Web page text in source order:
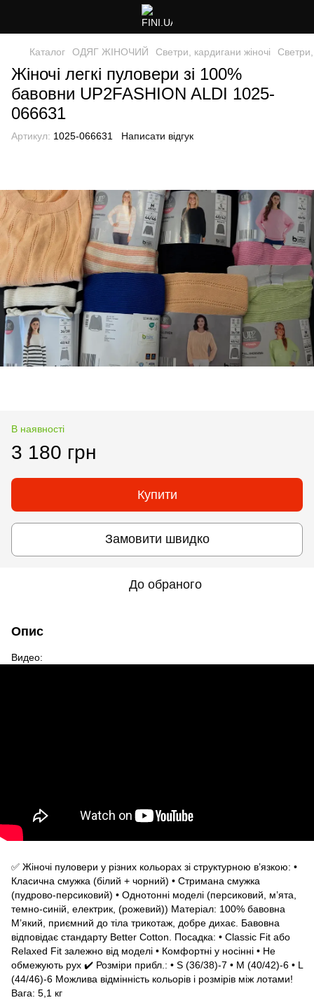
Каталог ОДЯГ ЖІНОЧИЙ Светри, кардигани жіночі
Жіночі легкі пуловери зі 100%
бавовни UP2FASHION ALDI 1025-
066631
Артикул: 1025-066631 Написати відгук
В наявності
3 180 грн
Купити
Замовити швидко
До обраного
Опис
Видео:
✅ Жіночі пуловери у різних кольорах зі структурною в’язкою: •
Класична смужка (білий + чорний) • Стримана смужка
(пудрово-персиковий) • Однотонні моделі (персиковий, м’ята,
темно-синій, електрик, (рожевий)) Матеріал: 100% бавовна
М’який, приємний до тіла трикотаж, добре дихає. Бавовна
відповідає стандарту Better Cotton. Посадка: • Classic Fit або
Relaxed Fit залежно від моделі • Комфортні у носінні • Не
обмежують рух ✔️ Розміри прибл.: • S (36/38)-7 • M (40/42)-6 • L
(44/46)-6 Можлива відмінність кольорів і розмірів між лотами!
Вага: 5,1 кг